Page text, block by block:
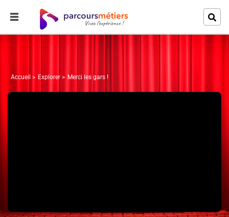
Accueil Explorer Merci les gars !